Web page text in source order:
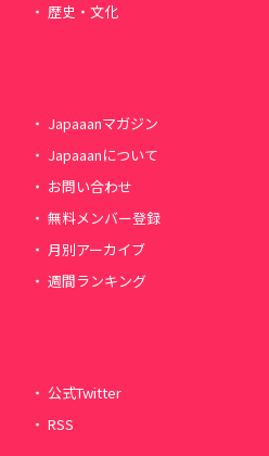
歴史・文化
Japaaanマガジン
Japaaanについて
お問い合わせ
無料メンバー登録
月別アーカイブ
週間ランキング
公式Twitter
RSS